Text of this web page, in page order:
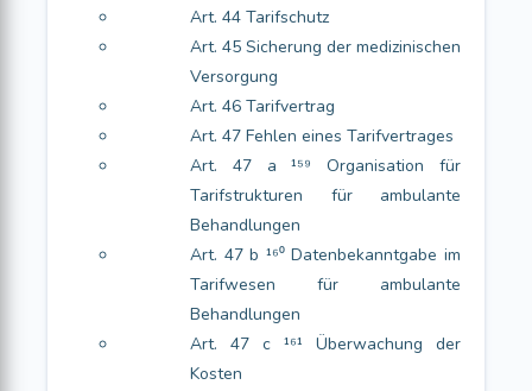
Art. 44 Tarifschutz
Art. 45 Sicherung der medizinischen
Versorgung
Art. 46 Tarifvertrag
Art. 47 Fehlen eines Tarifvertrages
Art. 47 a ¹⁵⁹ Organisation für
Tarifstrukturen für ambulante
Behandlungen
Art. 47 b ¹⁶⁰ Datenbekanntgabe im
Tarifwesen für ambulante
Behandlungen
Art. 47 c ¹⁶¹ Überwachung der
Kosten